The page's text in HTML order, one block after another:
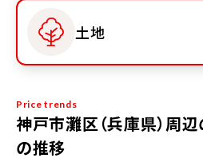
土地
Price trends
神戸市灘区（兵庫県）周
の推移